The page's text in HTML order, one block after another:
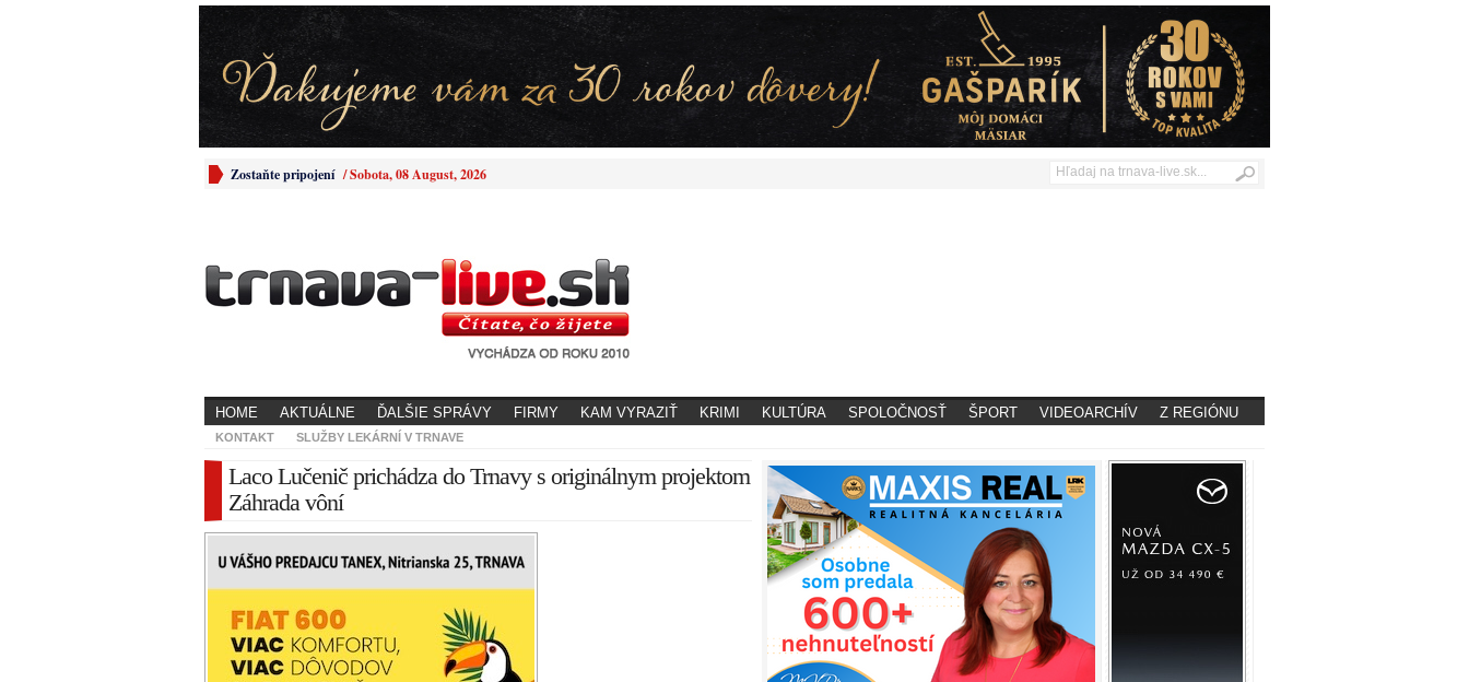
Zostaňte pripojení /Sobota, 08 August, 2026
HOME AKTUÁLNE ĎALŠIE SPRÁVY FIRMY KAM VYRAZIŤ KRIMI KULTÚRA SPOLOČNOSŤ ŠPORT VIDEOARCHÍV Z REGIÓNU
KONTAKT SLUŽBY LEKÁRNÍ V TRNAVE
Laco Lučenič prichádza do Trnavy s originálnym projektom
Záhrada vôní